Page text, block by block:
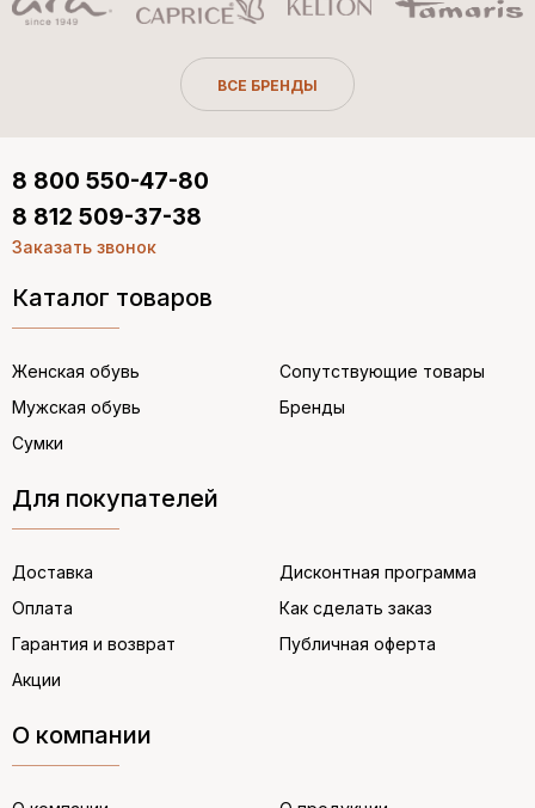
ВСЕ БРЕНДЫ
Каталог товаров
Женская обувь
Мужская обувь
Сумки
Сопутствующие товары
Бренды
Для покупателей
Доставка
Оплата
Гарантия и возврат
Акции
Дисконтная программа
Как сделать заказ
Публичная оферта
О компании
8 800 550-47-80
8 812 509-37-38
Заказать звонок